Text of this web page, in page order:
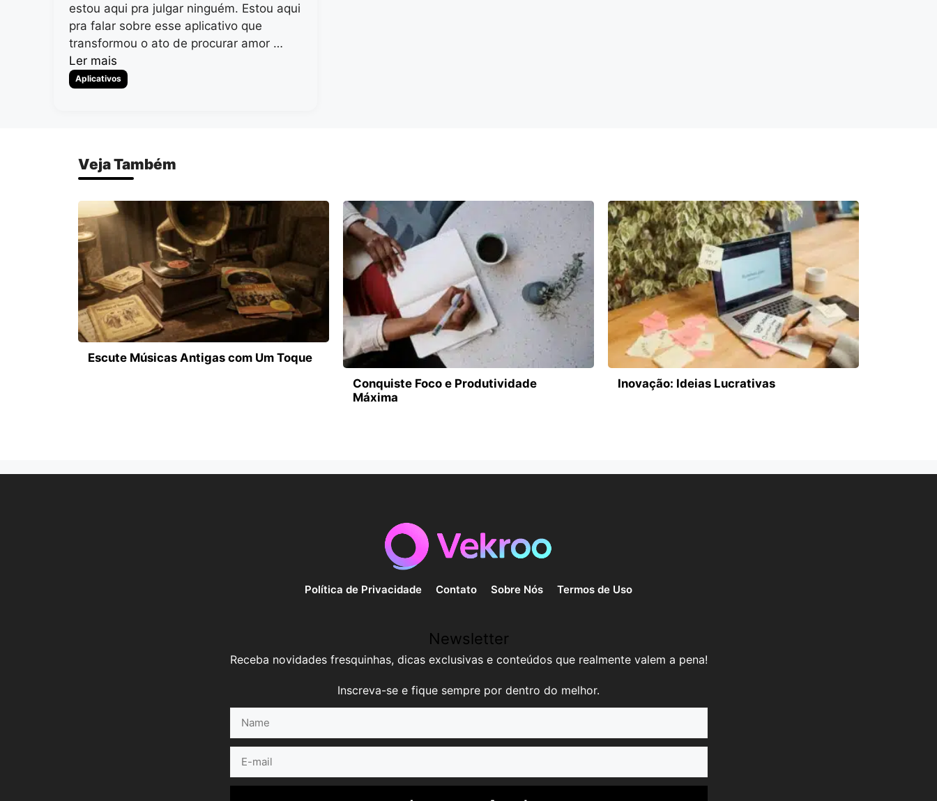
estou aqui pra julgar ninguém. Estou aqui
pra falar sobre esse aplicativo que
transformou o ato de procurar amor …
Ler mais
Categorias
Aplicativos
Veja Também
Escute Músicas Antigas com Um Toque
Conquiste Foco e Produtividade
Máxima
Inovação: Ideias Lucrativas
Política de Privacidade Contato Sobre Nós Termos de Uso
Newsletter
Receba novidades fresquinhas, dicas exclusivas e conteúdos que realmente valem a pena!
Inscreva-se e fique sempre por dentro do melhor.
mail